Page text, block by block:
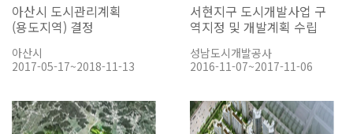
아산시 도시관리계획
(용도지역) 결정
아산시
2017-05-17~2018-11-13
서현지구 도시개발사업 구
역지정 및 개발계획 수립
성남도시개발공사
2016-11-07~2017-11-06